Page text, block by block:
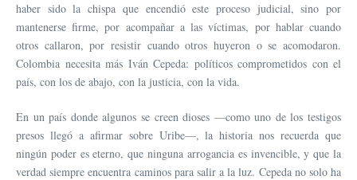
haber sido la chispa que encendió este proceso judicial, sino por
mantenerse firme, por acompañar a las víctimas, por hablar cuando
otros callaron, por resistir cuando otros huyeron o se acomodaron.
Colombia necesita más Iván Cepeda: políticos comprometidos con el
país, con los de abajo, con la justicia, con la vida.
En un país donde algunos se creen dioses —como uno de los testigos
presos llegó a afirmar sobre Uribe—, la historia nos recuerda que
ningún poder es eterno, que ninguna arrogancia es invencible, y que la
verdad siempre encuentra caminos para salir a la luz. Cepeda no solo ha